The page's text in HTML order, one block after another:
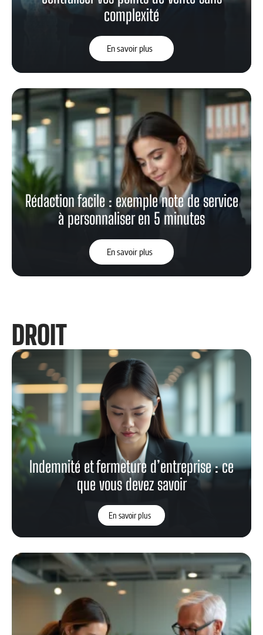
complexité
En savoir plus
Rédaction facile : exemple note de service
à personnaliser en 5 minutes
En savoir plus
DROIT
Indemnité et fermeture d’entreprise : ce
que vous devez savoir
En savoir plus